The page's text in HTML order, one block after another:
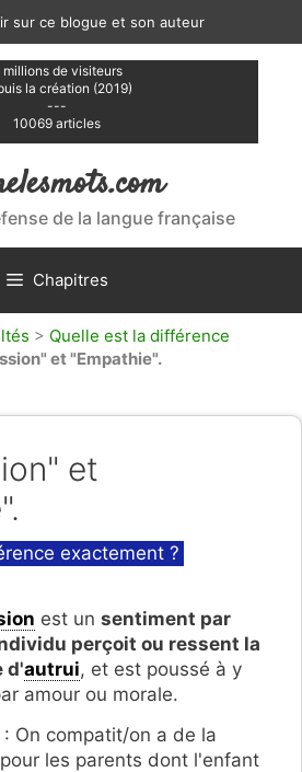
sur ce blogue et son auteur
millions de visiteurs
la création (2019)
---
10069 articles
de la langue française
Chapitres
> Quelle est la différence
et "Empathie".
et
exactement ?
est un sentiment par
perçoit ou ressent la
d'autrui, et est poussé à y
amour ou morale.
: On compatit/on a de la
pour les parents dont l'enfant